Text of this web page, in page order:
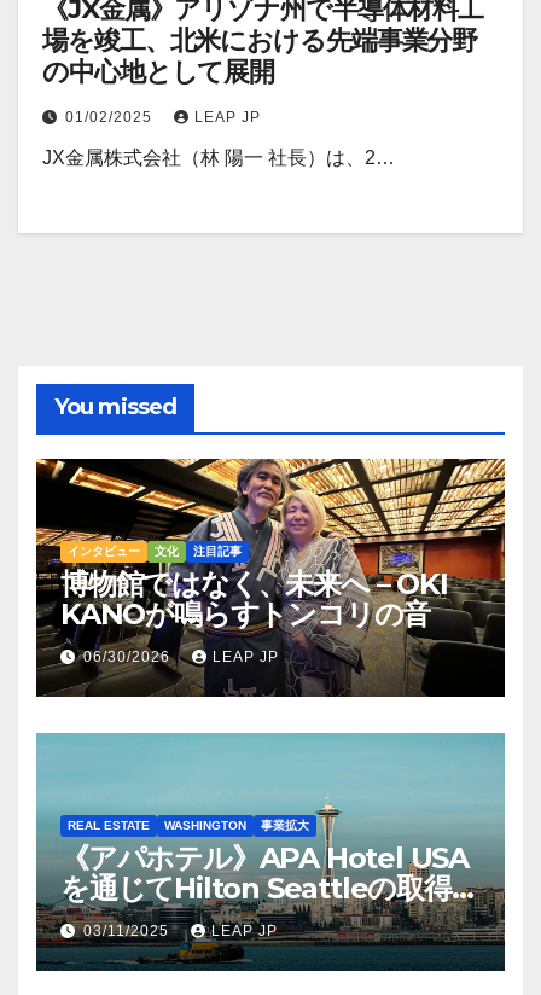
《JX金属》アリゾナ州で半導体材料工
場を竣工、北米における先端事業分野
の中心地として展開
01/02/2025 LEAP JP
JX金属株式会社（林 陽一 社長）は、2…
You missed
インタビュー 文化 注目記事
博物館ではなく、未来へ – OKI
KANOが鳴らすトンコリの音
06/30/2026 LEAP JP
REAL ESTATE WASHINGTON 事業拡大
《アパホテル》APA Hotel USA
を通じてHilton Seattleの取得を
完了
03/11/2025 LEAP JP